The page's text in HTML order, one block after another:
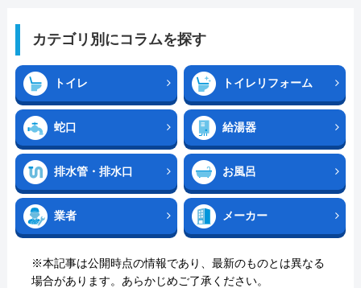
カテゴリ別にコラムを探す
トイレ トイレリフォーム
蛇口 給湯器
排水管・排水口 お風呂
業者 メーカー
※本記事は公開時点の情報であり、最新のものとは異なる
場合があります。あらかじめご了承ください。